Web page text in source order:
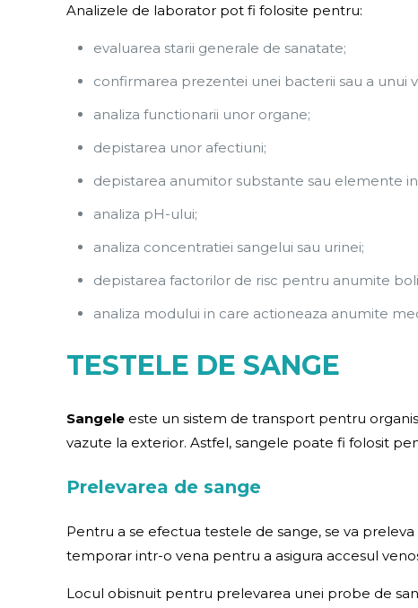
Analizele de laborator pot fi folosite pentru:
evaluarea starii generale de sanatate;
confirmarea prezentei unei bacterii sau a unui
analiza functionarii unor organe;
depistarea unor afectiuni;
depistarea anumitor substante sau elemente in
analiza pH-ului;
analiza concentratiei sangelui sau urinei;
depistarea factorilor de risc pentru anumite
analiza modului in care actioneaza anumite
TESTELE DE SANGE
Sangele este un sistem de transport pentru
vazute la exterior. Astfel, sangele poate fi folosit
Prelevarea de sange
Pentru a se efectua testele de sange, se va
temporar intr-o vena pentru a asigura accesul
Locul obisnuit pentru prelevarea unei probe de